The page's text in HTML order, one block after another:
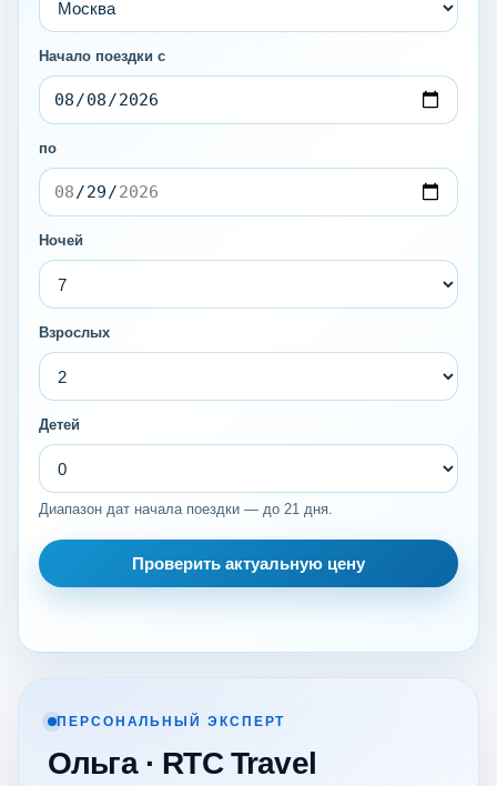
Начало поездки с
по
Ночей
Взрослых
Детей
Диапазон дат начала поездки — до 21 дня.
Проверить актуальную цену
ПЕРСОНАЛЬНЫЙ ЭКСПЕРТ
Ольга · RTC Travel